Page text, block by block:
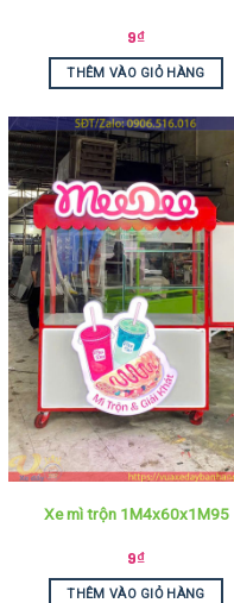
9₫
THÊM VÀO GIỎ HÀNG
Xe mì trộn 1M4x60x1M95
9₫
THÊM VÀO GIỎ HÀNG